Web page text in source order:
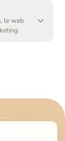
le web